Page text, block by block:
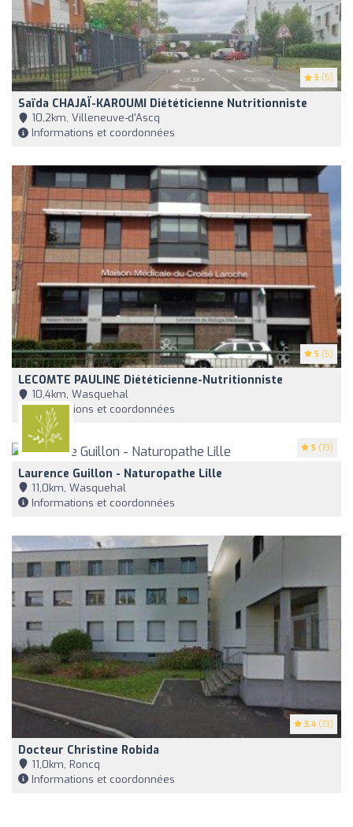
5 (5)
Saïda CHAJAÏ-KAROUMI Diététicienne Nutritionniste
10,2km, Villeneuve-d'Ascq
Informations et coordonnées
5 (5)
LECOMTE PAULINE Diététicienne-Nutritionniste
10,4km, Wasquehal
Informations et coordonnées
5 (73)
Laurence Guillon - Naturopathe Lille
11,0km, Wasquehal
Informations et coordonnées
3.4 (73)
Docteur Christine Robida
11,0km, Roncq
Informations et coordonnées